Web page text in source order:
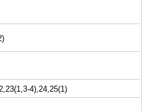
4),24,25(1)